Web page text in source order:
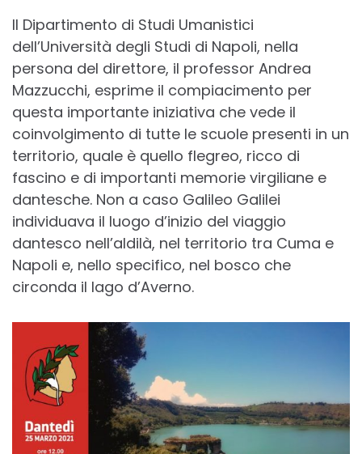
Il Dipartimento di Studi Umanistici
dell’Università degli Studi di Napoli, nella
persona del direttore, il professor Andrea
Mazzucchi, esprime il compiacimento per
questa importante iniziativa che vede il
coinvolgimento di tutte le scuole presenti in un
territorio, quale è quello flegreo, ricco di
fascino e di importanti memorie virgiliane e
dantesche. Non a caso Galileo Galilei
individuava il luogo d’inizio del viaggio
dantesco nell’aldilà, nel territorio tra Cuma e
Napoli e, nello specifico, nel bosco che
circonda il lago d’Averno.